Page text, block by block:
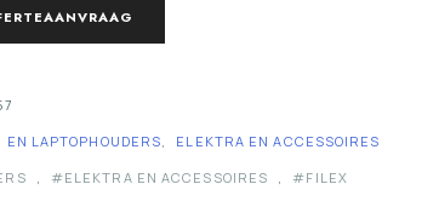
EN LAPTOPHOUDERS,
ELEKTRA EN ACCESSOIRES
, ELEKTRA EN ACCESSOIRES , FILEX